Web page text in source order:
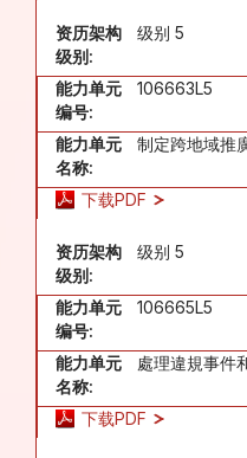
资历架构
级别:
级别 5
能力单元
编号:
106663L5
能力单元
名称:
制定跨地域推
下载PDF
资历架构
级别:
级别 5
能力单元
编号:
106665L5
能力单元
名称:
處理違規事件
下载PDF